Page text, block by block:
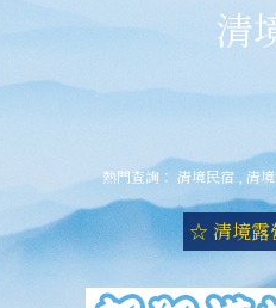
清
熱門查詢： 清境民宿 清
☆ 清境露